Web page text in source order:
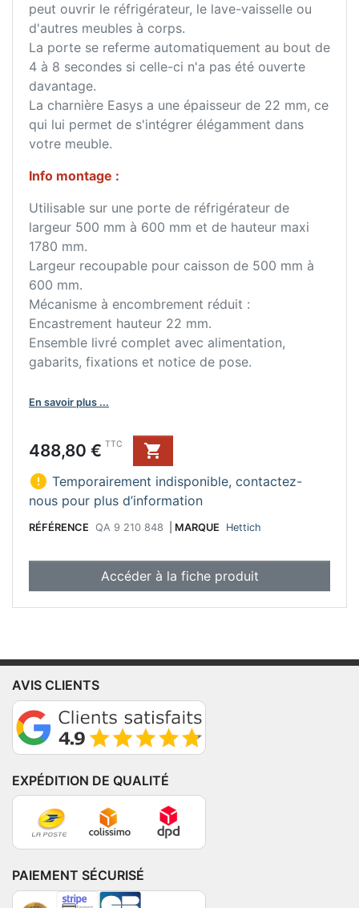
peut ouvrir le réfrigérateur, le lave-vaisselle ou
d'autres meubles à corps.
La porte se referme automatiquement au bout de
4 à 8 secondes si celle-ci n'a pas été ouverte
davantage.
La charnière Easys a une épaisseur de 22 mm, ce
qui lui permet de s'intégrer élégamment dans
votre meuble.
Info montage :
Utilisable sur une porte de réfrigérateur de
largeur 500 mm à 600 mm et de hauteur maxi
1780 mm.
Largeur recoupable pour caisson de 500 mm à
600 mm.
Mécanisme à encombrement réduit :
Encastrement hauteur 22 mm.
Ensemble livré complet avec alimentation,
gabarits, fixations et notice de pose.
En savoir plus ...
Prix
488,80 € TTC

 Temporairement indisponible, contactez-
nous pour plus d’information
RÉFÉRENCE QA 9 210 848 MARQUE Hettich
Accéder à la fiche produit
AVIS CLIENTS
EXPÉDITION DE QUALITÉ
PAIEMENT SÉCURISÉ